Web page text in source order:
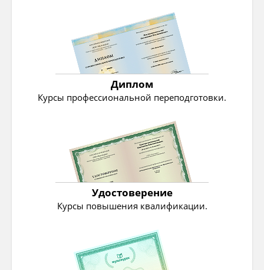
Диплом
Курсы профессиональной переподготовки.
Удостоверение
Курсы повышения квалификации.